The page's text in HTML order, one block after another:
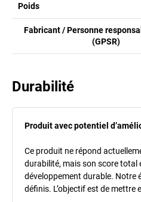
Poids
Fabricant / Personne
(GPSR)
Durabilité
Produit avec potentiel
Ce produit ne répond
durabilité, mais son score total
développement durable. Notre
définis. L’objectif est de